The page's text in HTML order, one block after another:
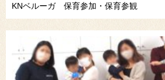
KNベルーガ 保育参加・保育参観